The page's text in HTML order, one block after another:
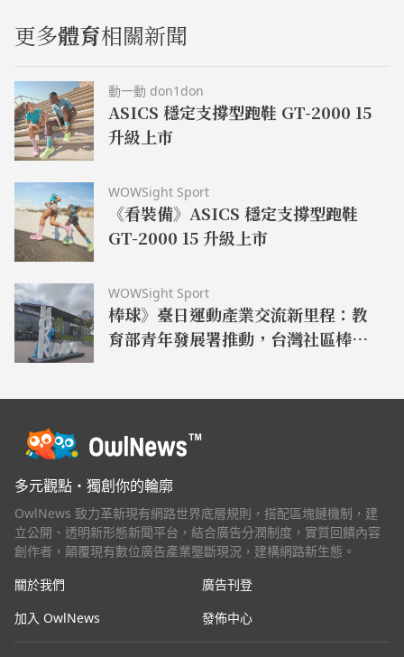
更多體育相關新聞
動一動 don1don
ASICS 穩定支撐型跑鞋 GT-2000 15
升級上市
WOWSight Sport
《看裝備》ASICS 穩定支撐型跑鞋
GT-2000 15 升級上市
WOWSight Sport
棒球》臺日運動產業交流新里程：教
育部青年發展署推動，台灣社區棒球
多元觀點・獨創你的輪廓
OwlNews 致力革新現有網路世界底層規則，搭配區塊鏈機制，建
立公開、透明新形態新聞平台，結合廣告分潤制度，實質回饋內容
創作者，顛覆現有數位廣告產業壟斷現況，建構網路新生態。
關於我們
廣告刊登
加入 OwlNews
發佈中心